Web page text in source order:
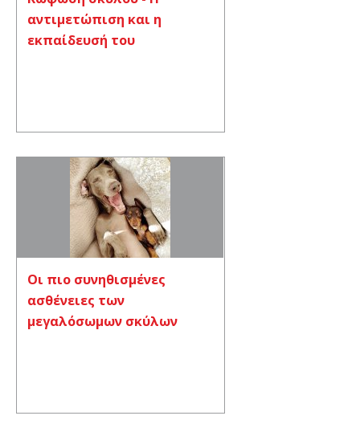
αντιμετώπιση και η
εκπαίδευσή του
Οι πιο συνηθισμένες
ασθένειες των
μεγαλόσωμων σκύλων